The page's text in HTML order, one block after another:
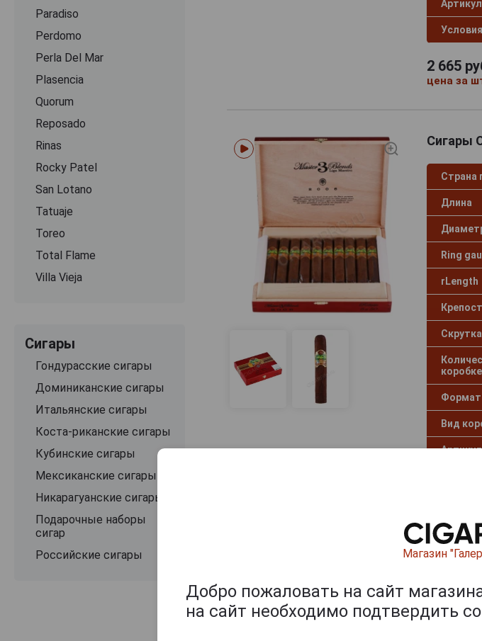
Paradiso
Perdomo
Perla Del Mar
Plasencia
Quorum
Reposado
Rinas
Rocky Patel
San Lotano
Tatuaje
Toreo
Total Flame
Villa Vieja
Сигары
Гондурасские сигары
Доминиканские сигары
Итальянские сигары
Коста-риканские сигары
Кубинские сигары
Мексиканские сигары
Никарагуанские сигары
Подарочные наборы
сигар
Российские сигары
Артикул
2 665
цена за
Сигары
Страна
Длина
Ring
rLength
Скрутка
коробке
Формат
Вид
Артикул
цена за
Сигары
Страна
Магазин
Добро пожаловать на сайт
на сайт необходимо подтвердить